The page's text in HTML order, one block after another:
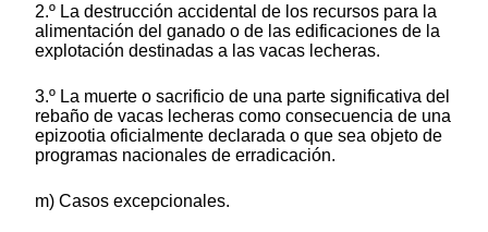
2.º La destrucción accidental de los recursos para la
alimentación del ganado o de las edificaciones de la
explotación destinadas a las vacas lecheras.
3.º La muerte o sacrificio de una parte significativa del
rebaño de vacas lecheras como consecuencia de una
epizootia oficialmente declarada o que sea objeto de
programas nacionales de erradicación.
m) Casos excepcionales.